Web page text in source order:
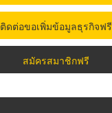
ติดต่อขอเพิ่มข้อมูลธุรกิจฟรี
สมัครสมาชิกฟรี